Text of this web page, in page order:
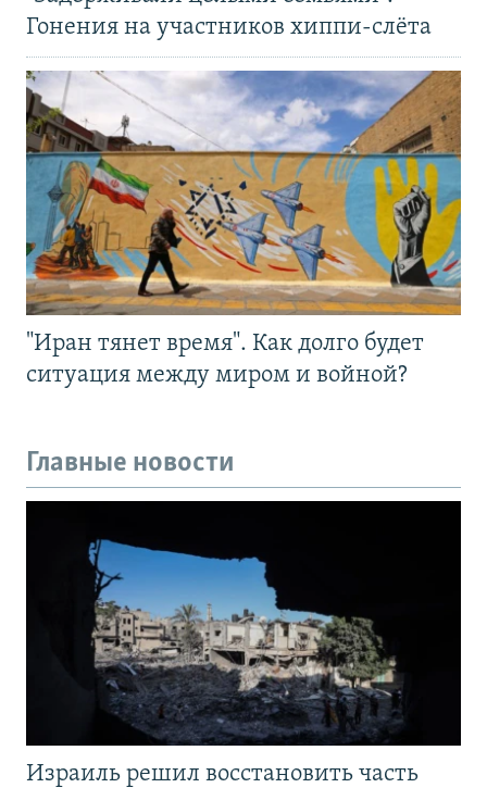
Гонения на участников хиппи-слёта
"Иран тянет время". Как долго будет
ситуация между миром и войной?
Главные новости
Израиль решил восстановить часть